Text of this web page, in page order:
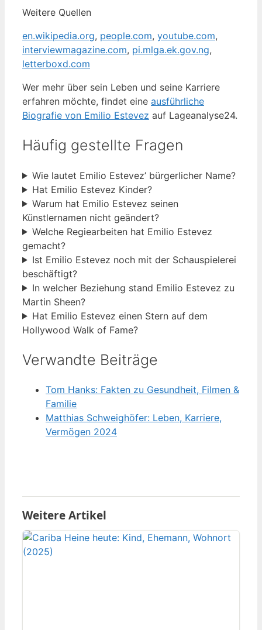
Weitere Quellen
en.wikipedia.org, people.com, youtube.com,
interviewmagazine.com, pi.mlga.ek.gov.ng,
letterboxd.com
Wer mehr über sein Leben und seine Karriere
erfahren möchte, findet eine ausführliche
Biografie von Emilio Estevez auf Lageanalyse24.
Häufig gestellte Fragen
Wie lautet Emilio Estevez’ bürgerlicher Name?
Hat Emilio Estevez Kinder?
Warum hat Emilio Estevez seinen
Künstlernamen nicht geändert?
Welche Regiearbeiten hat Emilio Estevez
gemacht?
Ist Emilio Estevez noch mit der Schauspielerei
beschäftigt?
In welcher Beziehung stand Emilio Estevez zu
Martin Sheen?
Hat Emilio Estevez einen Stern auf dem
Hollywood Walk of Fame?
Verwandte Beiträge
Tom Hanks: Fakten zu Gesundheit, Filmen &
Familie
Matthias Schweighöfer: Leben, Karriere,
Vermögen 2024
Weitere Artikel